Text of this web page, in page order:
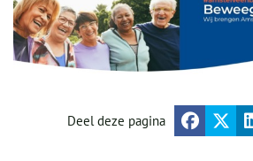
Deel deze pagina